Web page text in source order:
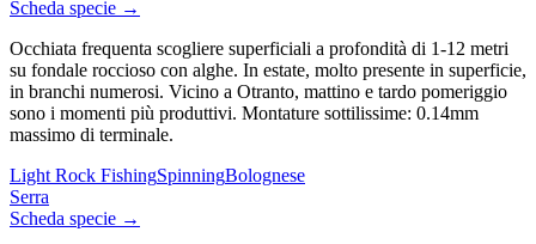
Scheda specie →
Occhiata frequenta scogliere superficiali a profondità di 1-12 metri
su fondale roccioso con alghe. In estate, molto presente in superficie,
in branchi numerosi. Vicino a Otranto, mattino e tardo pomeriggio
sono i momenti più produttivi. Montature sottilissime: 0.14mm
massimo di terminale.
Light Rock FishingSpinningBolognese
Serra
Scheda specie →